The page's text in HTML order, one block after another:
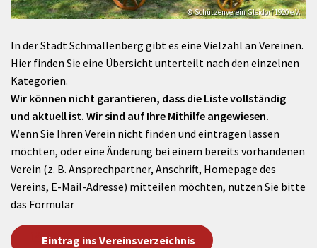
© Schützenverein Gleidorf 1920 e.V.
In der Stadt Schmallenberg gibt es eine Vielzahl an Vereinen.
Hier finden Sie eine Übersicht unterteilt nach den einzelnen
Kategorien.
Wir können nicht garantieren, dass die Liste vollständig
und aktuell ist. Wir sind auf Ihre Mithilfe angewiesen.
Wenn Sie Ihren Verein nicht finden und eintragen lassen
möchten, oder eine Änderung bei einem bereits vorhandenen
Verein (z. B. Ansprechpartner, Anschrift, Homepage des
Vereins, E-Mail-Adresse) mitteilen möchten, nutzen Sie bitte
das Formular
Eintrag ins Vereinsverzeichnis